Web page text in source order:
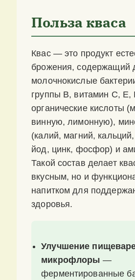
Польза кваса
Квас — это продукт
брожения, содержащий
молочнокислые
группы B, витамин C, E,
органические кислоты
винную, лимонную),
(калий, магний,
йод, цинк, фосфор) и
Такой состав делает
вкусным, но и
напитком для
здоровья.
Улучшение
микрофлоры —
ферментированные